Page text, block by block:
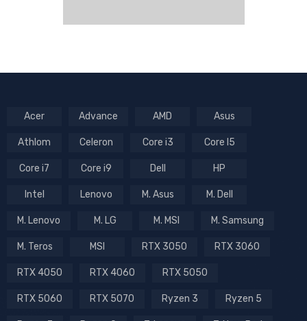
Acer Advance AMD Asus
Athlom Celeron Core i3 Core I5
Core i7 Core i9 Dell HP
Intel Lenovo M. Asus M. Dell
M. Lenovo M. LG M. MSI M. Samsung
M. Teros MSI RTX 3050 RTX 3060
RTX 4050 RTX 4060 RTX 5050
RTX 5060 RTX 5070 Ryzen 3 Ryzen 5